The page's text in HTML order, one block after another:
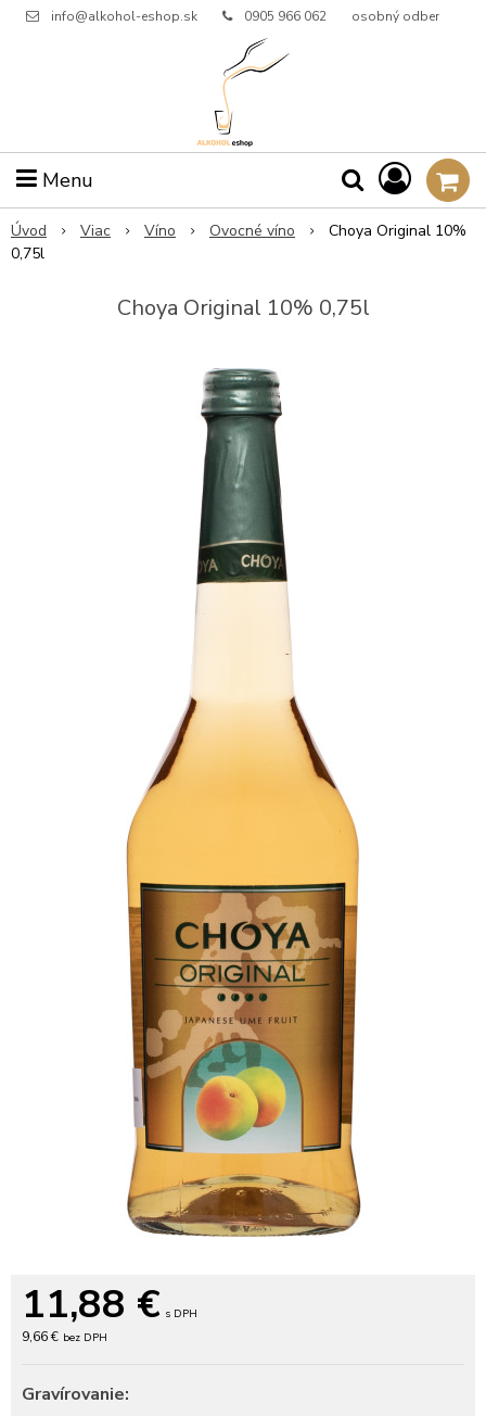
info@alkohol-eshop.sk 0905 966 062 osobný odber
Menu
Úvod Viac Víno Ovocné víno
Choya Original 10%
0,75l
Choya Original 10% 0,75l
11,88 € s DPH
9,66 € bez DPH
Gravírovanie: